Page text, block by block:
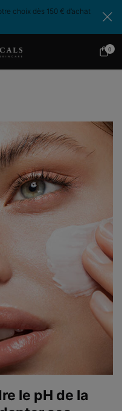
choix dès 150 € d’achat
Mon
0
0
le pH de la